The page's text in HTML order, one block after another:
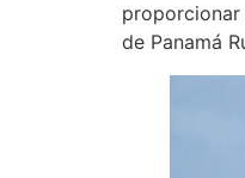
proporcionar
de Panamá